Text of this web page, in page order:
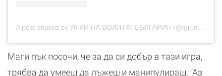
A post shared by ИГРИ НА ВОЛЯТА: БЪЛГАРИЯ (@igri.na.voliata.bulgaria)
Маги пък посочи, че за да си добър в тази игра,
трябва да умееш да лъжеш и манипулираш. "Аз